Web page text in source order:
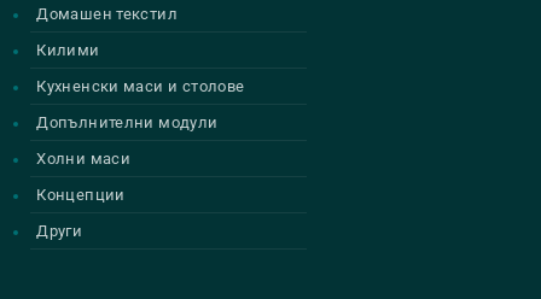
Домашен текстил
Килими
Кухненски маси и столове
Допълнителни модули
Холни маси
Концепции
Други